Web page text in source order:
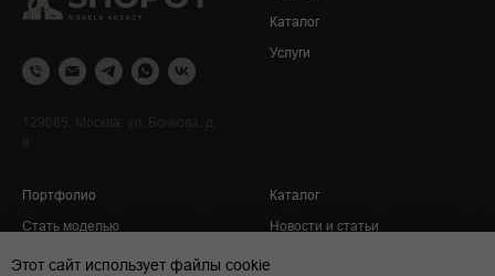
129085, Москва, ул. Бочкова, д.
Каталог
Услуги
Портфолио
Стать моделью
Контакты
Каталог
Новости и статьи
Этот сайт использует файлы cookie